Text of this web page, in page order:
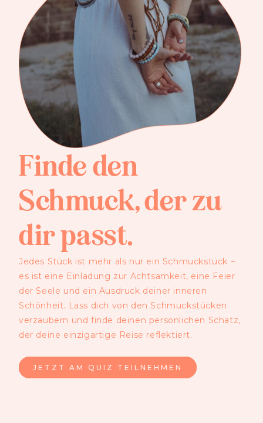
Finde den
Schmuck, der zu
dir passt.
Jedes Stück ist mehr als nur ein Schmuckstück –
es ist eine Einladung zur Achtsamkeit, eine Feier
der Seele und ein Ausdruck deiner inneren
Schönheit. Lass dich von den Schmuckstücken
verzaubern und finde deinen persönlichen Schatz,
der deine einzigartige Reise reflektiert.
JETZT AM QUIZ TEILNEHMEN